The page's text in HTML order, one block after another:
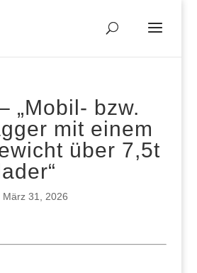
„Mobil- bzw.
mit einem
über 7,5t
März 31, 2026